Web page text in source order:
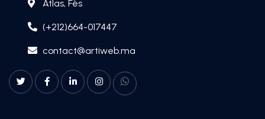
Atlas, Fès
(+212)664-017447
contact@artiweb.ma